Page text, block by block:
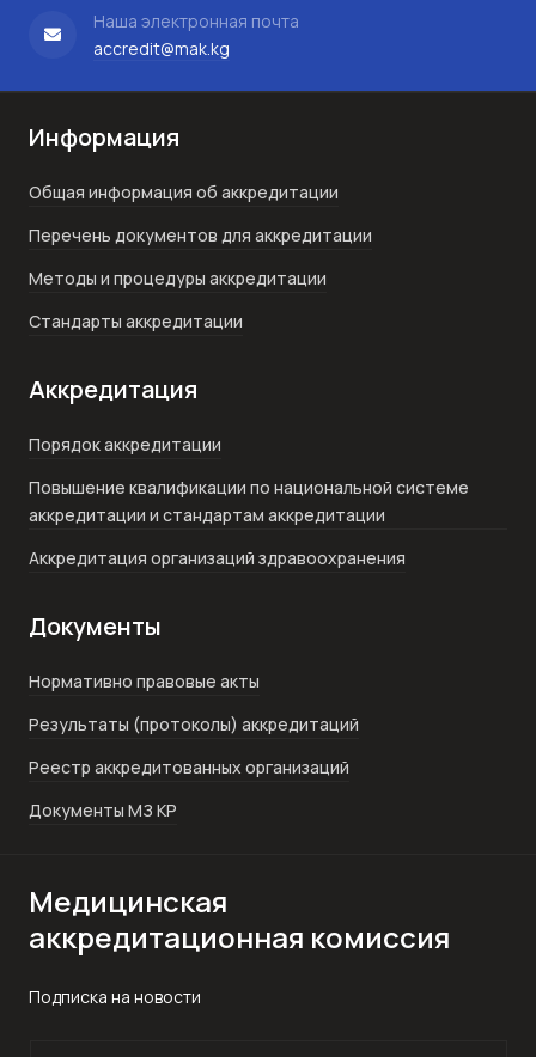
Наша электронная почта
accredit@mak.kg
Информация
Общая информация об аккредитации
Перечень документов для аккредитации
Методы и процедуры аккредитации
Стандарты аккредитации
Аккредитация
Порядок аккредитации
Повышение квалификации по национальной системе
аккредитации и стандартам аккредитации
Аккредитация организаций здравоохранения
Документы
Нормативно правовые акты
Результаты (протоколы) аккредитаций
Реестр аккредитованных организаций
Документы МЗ КР
Медицинская
аккредитационная комиссия
Подписка на новости